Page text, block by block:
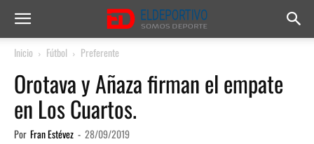
Inicio Fútbol Preferente
Orotava y Añaza firman el empate
en Los Cuartos.
Por Fran Estévez - 28/09/2019